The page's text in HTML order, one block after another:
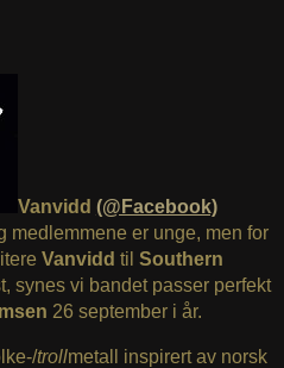
Vanvidd (@Facebook)
medlemmene er unge, men for
Vanvidd til Southern
synes vi bandet passer perfekt
26 september i år.
trollmetall inspirert av norsk